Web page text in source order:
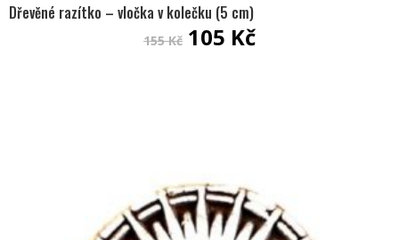
Dřevěné razítko – vločka v kolečku (5 cm)
155Kč Původní
105 KčAktuální